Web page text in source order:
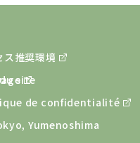
ス推奨環境
site
de confidentialité
Yumenoshima